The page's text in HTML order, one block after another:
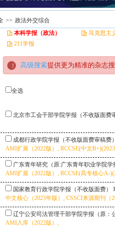
>> 政法外交综合
本科学报（政法）
马克思主
211学报
高级搜索提供更为精准的杂志
全选
北京市工会干部学院学报（不收版面
成都行政学院学报（不收版面费审稿
AMI扩展（2022版）, RCCSE(中文
广东青年研究（原:广东青年职业学院
AMI扩展（2022版）, RCCSE(高专核心A-
国家教育行政学院学报（不收版面费）
中文核心（2023年版）, CSSCI来源期刊（
辽宁公安司法管理干部学院学报（原
AMI入库（2022版）,